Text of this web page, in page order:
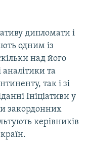
дипломати і
одним із
над його
та
так і зі
Ініціативи у
закордонних
керівників